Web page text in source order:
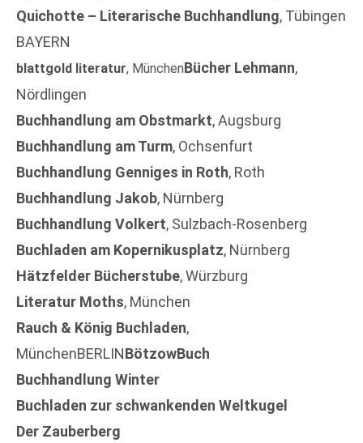
Quichotte – Literarische Buchhandlung, Tübingen
BAYERN
blattgold literatur, MünchenBücher Lehmann,
Nördlingen
Buchhandlung am Obstmarkt, Augsburg
Buchhandlung am Turm, Ochsenfurt
Buchhandlung Genniges in Roth, Roth
Buchhandlung Jakob, Nürnberg
Buchhandlung Volkert, Sulzbach-Rosenberg
Buchladen am Kopernikusplatz, Nürnberg
Hätzfelder Bücherstube, Würzburg
Literatur Moths, München
Rauch & König Buchladen,
MünchenBERLINBötzowBuch
Buchhandlung Winter
Buchladen zur schwankenden Weltkugel
Der Zauberberg